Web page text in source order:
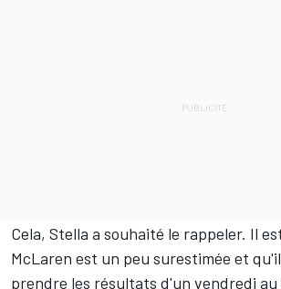
Cela, Stella a souhaité le rappeler. Il
McLaren est un peu surestimée et
prendre les résultats d'un vendredi